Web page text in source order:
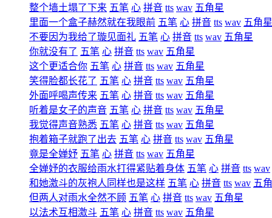
整个墙土塌了下来 五笔 心 拼音 tts wav 五角星
里面一个盒子赫然就在我眼前 五笔 心 拼音 tts wav 五角星
不要因为我给了璇见面礼 五笔 心 拼音 tts wav 五角星
你就没有了 五笔 心 拼音 tts wav 五角星
这个更适合你 五笔 心 拼音 tts wav 五角星
笑得脸都长花了 五笔 心 拼音 tts wav 五角星
外面呼喝声传来 五笔 心 拼音 tts wav 五角星
听着是女子的声音 五笔 心 拼音 tts wav 五角星
我觉得声音熟悉 五笔 心 拼音 tts wav 五角星
抱着箱子就跑了出去 五笔 心 拼音 tts wav 五角星
竟是全婵妤 五笔 心 拼音 tts wav 五角星
全婵妤的衣服给雨水打得紧贴着身体 五笔 心 拼音 tts wav
和她激斗的灰袍人同样也是这样 五笔 心 拼音 tts wav 五
但两人对雨水全然不顾 五笔 心 拼音 tts wav 五角星
以法术互相激斗 五笔 心 拼音 tts wav 五角星